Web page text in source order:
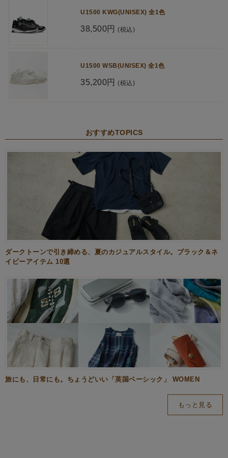
U1500 KWG(UNISEX) 全1色
38,500円 (税込)
U1500 WSB(UNISEX) 全1色
35,200円 (税込)
おすすめTOPICS
ダークトーンで引き締める、夏のカジュアルスタイル。ブラック＆ネ
イビーアイテム 10選
旅にも、日常にも。ちょうどいい「英国ベーシック」 WOMEN
もっと見る